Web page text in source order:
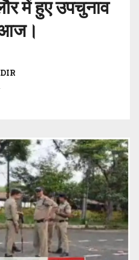
में हुए उपचुनाव
आज।